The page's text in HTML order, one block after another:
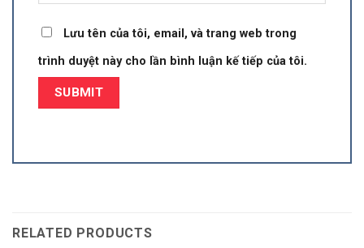
Lưu tên của tôi, email, và trang web trong
trình duyệt này cho lần bình luận kế tiếp của tôi.
RELATED PRODUCTS